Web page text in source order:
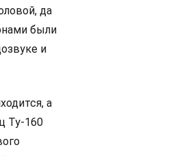
да
были
и
а
Ту-160